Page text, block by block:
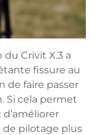
Crivit X.3 a
fissure au
de faire passer
Si cela permet
de pilotage plus